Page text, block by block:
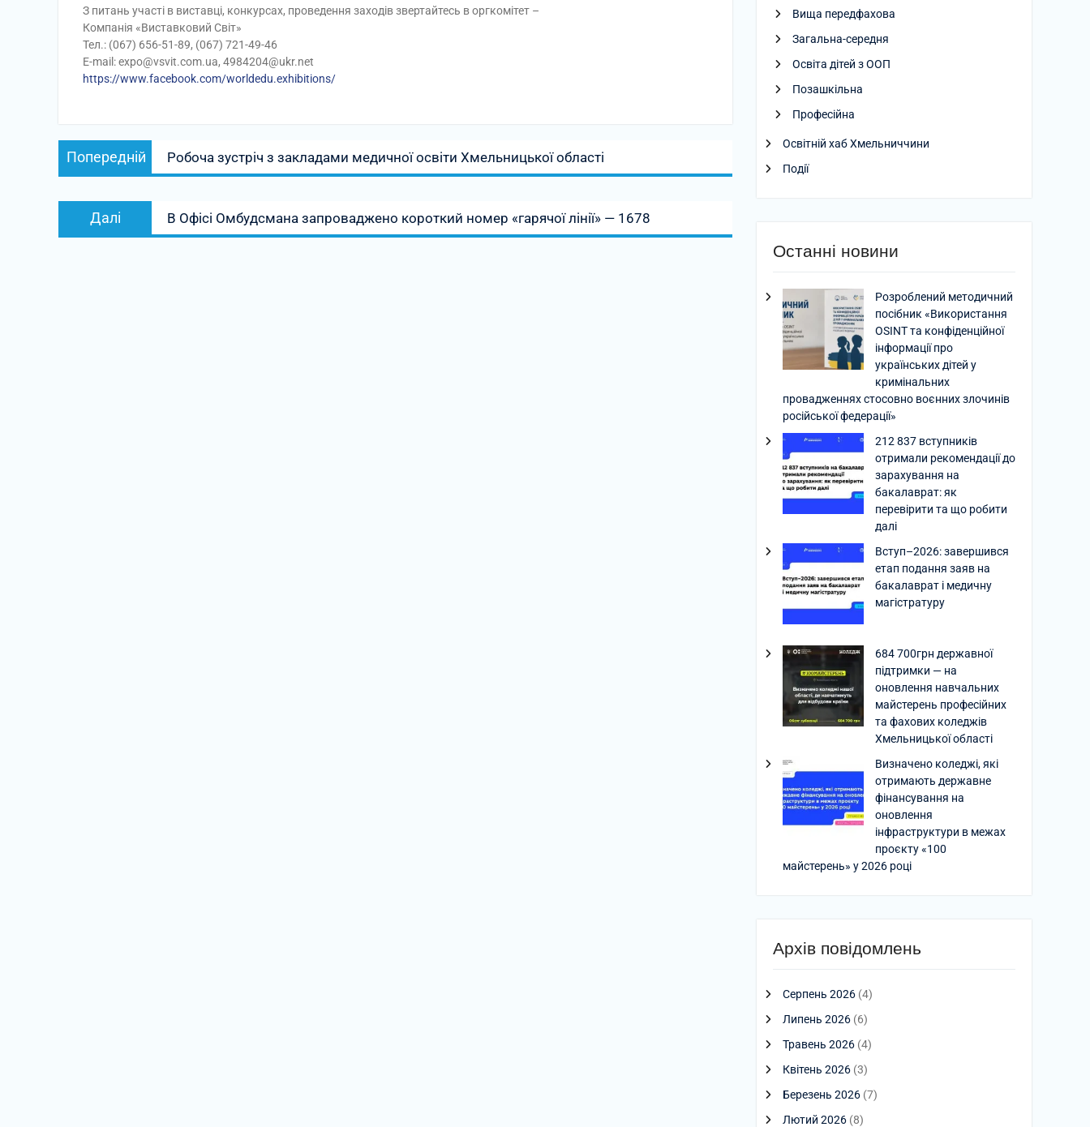
З питань участі в виставці, конкурсах, проведення заходів звертайтесь в оргкомітет –
Компанія «Виставковий Світ»
Тел.: (067) 656-51-89, (067) 721-49-46
E-mail: expo@vsvit.com.ua, 4984204@ukr.net
https://www.facebook.com/worldedu.exhibitions/
Навігація
записів
Попередній
Попередній
запис:
Робоча зустріч з закладами медичної освіти Хмельницької області
Далі
Наступний
запис:
В Офісі Омбудсмана запроваджено короткий номер «гарячої лінії» — 1678
Вища передфахова
Загальна-середня
Освіта дітей з ООП
Позашкільна
Професійна
Освітній хаб Хмельниччини
Події
Останні новини
Розроблений методичний
посібник «Використання
OSINT та конфіденційної
інформації про
українських дітей у
кримінальних
провадженнях стосовно воєнних злочинів
російської федерації»
212 837 вступників
отримали рекомендації до
зарахування на
бакалаврат: як
перевірити та що робити
далі
Вступ–2026: завершився
етап подання заяв на
бакалаврат і медичну
магістратуру
684 700грн державної
підтримки — на
оновлення навчальних
майстерень професійних
та фахових коледжів
Хмельницької області
Визначено коледжі, які
отримають державне
фінансування на
оновлення
інфраструктури в межах
проєкту «100
майстерень» у 2026 році
Архів повідомлень
Серпень 2026 (4)
Липень 2026 (6)
Травень 2026 (4)
Квітень 2026 (3)
Березень 2026 (7)
Лютий 2026 (8)